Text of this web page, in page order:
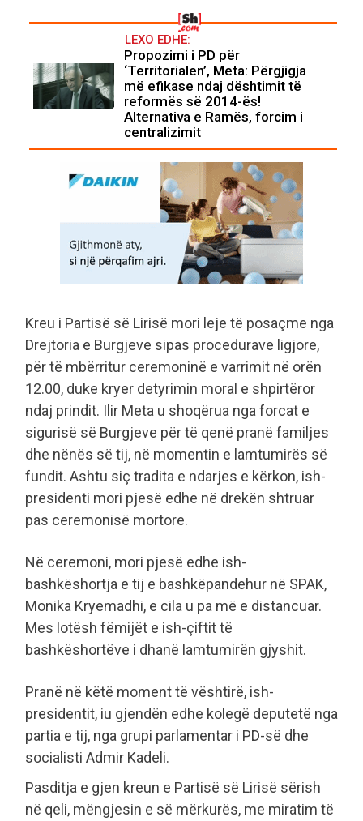
LEXO EDHE:
Propozimi i PD për
‘Territorialen’, Meta: Përgjigja
më efikase ndaj dështimit të
reformës së 2014-ës!
Alternativa e Ramës, forcim i
centralizimit
Kreu i Partisë së Lirisë mori leje të posaçme nga
Drejtoria e Burgjeve sipas procedurave ligjore,
për të mbërritur ceremoninë e varrimit në orën
12.00, duke kryer detyrimin moral e shpirtëror
ndaj prindit. Ilir Meta u shoqërua nga forcat e
sigurisë së Burgjeve për të qenë pranë familjes
dhe nënës së tij, në momentin e lamtumirës së
fundit. Ashtu siç tradita e ndarjes e kërkon, ish-
presidenti mori pjesë edhe në drekën shtruar
pas ceremonisë mortore.
Në ceremoni, mori pjesë edhe ish-
bashkëshortja e tij e bashkëpandehur në SPAK,
Monika Kryemadhi, e cila u pa më e distancuar.
Mes lotësh fëmijët e ish-çiftit të
bashkëshortëve i dhanë lamtumirën gjyshit.
Pranë në këtë moment të vështirë, ish-
presidentit, iu gjendën edhe kolegë deputetë nga
partia e tij, nga grupi parlamentar i PD-së dhe
socialisti Admir Kadeli.
Pasditja e gjen kreun e Partisë së Lirisë sërish
në qeli, mëngjesin e së mërkurës, me miratim të